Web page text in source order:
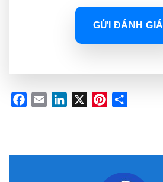
GỬI ĐÁNH GIÁ
Facebook
Email LinkedIn Pinterest